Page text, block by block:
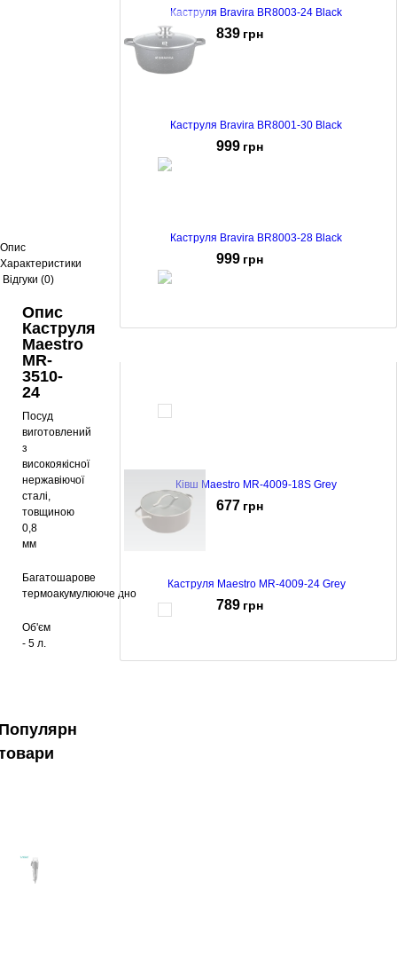
Каструля Bravira BR8003-24 Black
839 грн
Каструля Bravira BR8001-30 Black
999 грн
Каструля Bravira BR8003-28 Black
999 грн
Ківш Maestro MR-4009-18S Grey
677 грн
Каструля Maestro MR-4009-24 Grey
789 грн
Опис
Характеристики
Відгуки (0)
Опис
Каструля
Maestro
MR-
3510-
24
Посуд
виготовлений
з
високоякісної
нержавіючої
сталі,
товщиною
0,8
мм
Багатошарове
термоакумулююче дно
Об'єм
- 5 л.